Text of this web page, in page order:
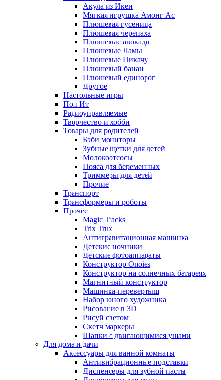
Акула из Икеи
Мягкая игрушка Амонг Ас
Плюшевая гусеница
Плюшевая черепаха
Плюшевые авокадо
Плюшевые Ламы
Плюшевые Пикачу
Плюшевый банан
Плюшевый единорог
Другое
Настольные игры
Поп Ит
Радиоуправляемые
Творчество и хобби
Товары для родителей
Бэби мониторы
Зубные щетки для детей
Молокоотсосы
Пояса для беременных
Триммеры для детей
Прочие
Транспорт
Трансформеры и роботы
Прочее
Magic Tracks
Trix Trux
Антигравитационная машинка
Детские ночники
Детские фотоаппараты
Конструктор Onoies
Конструктор на солнечных батареях
Магнитный конструктор
Машинка-перевертыш
Набор юного художника
Рисование в 3D
Рисуй светом
Скетч маркеры
Шапки с двигающимися ушами
Для дома и дачи
Аксессуары для ванной комнаты
Антивибрационные подставки
Диспенсеры для зубной пасты